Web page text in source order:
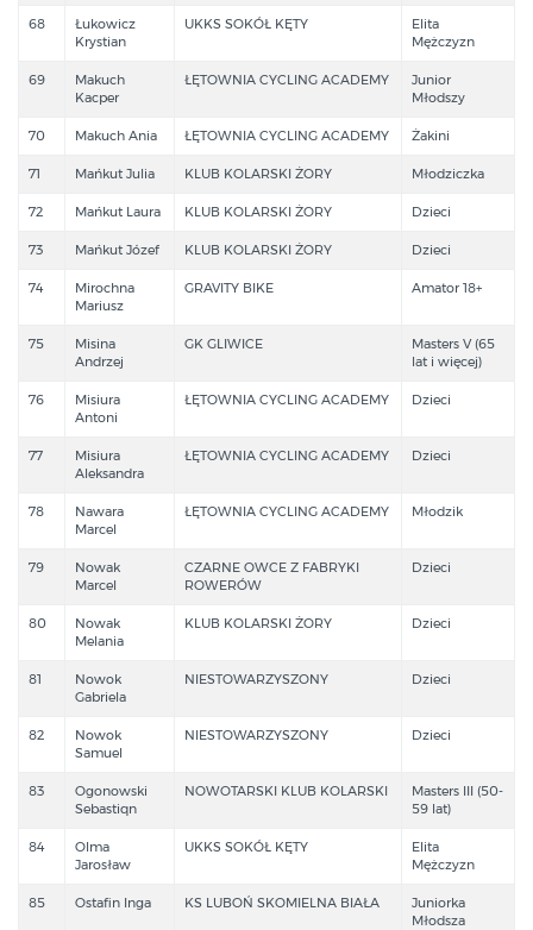
68
Łukowicz
Krystian
UKKS SOKÓŁ KĘTY
Elita
Mężczyzn
69
Makuch
Kacper
ŁĘTOWNIA CYCLING ACADEMY
Junior
Młodszy
70 Makuch Ania ŁĘTOWNIA CYCLING ACADEMY Żakini
71 Mańkut Julia KLUB KOLARSKI ŻORY Młodziczka
72 Mańkut Laura KLUB KOLARSKI ŻORY Dzieci
73 Mańkut Józef KLUB KOLARSKI ŻORY Dzieci
74
Mirochna
Mariusz
GRAVITY BIKE Amator 18+
75
Misina
Andrzej
GK GLIWICE
Masters V (65
lat i więcej)
76
Misiura
Antoni
ŁĘTOWNIA CYCLING ACADEMY Dzieci
77
Misiura
Aleksandra
ŁĘTOWNIA CYCLING ACADEMY Dzieci
78
Nawara
Marcel
ŁĘTOWNIA CYCLING ACADEMY Młodzik
79
Nowak
Marcel
CZARNE OWCE Z FABRYKI
ROWERÓW
Dzieci
80
Nowak
Melania
KLUB KOLARSKI ŻORY Dzieci
81
Nowok
Gabriela
NIESTOWARZYSZONY Dzieci
82
Nowok
Samuel
NIESTOWARZYSZONY Dzieci
83
Ogonowski
Sebastiqn
NOWOTARSKI KLUB KOLARSKI
Masters III (50-
59 lat)
84
Olma
Jarosław
UKKS SOKÓŁ KĘTY
Elita
Mężczyzn
85 Ostafin Inga KS LUBOŃ SKOMIELNA BIAŁA
Juniorka
Młodsza